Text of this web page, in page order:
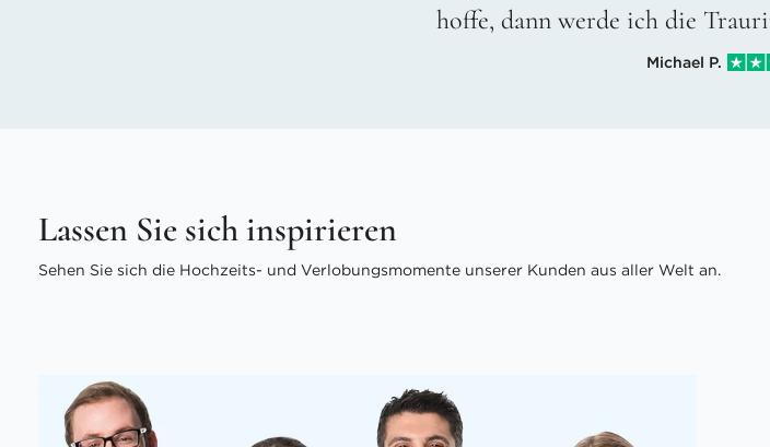
hoffe, dann werde ich die
Michael P.
Lassen Sie sich inspirieren
Sehen Sie sich die Hochzeits- und Verlobungsmomente unserer Kunden aus aller Welt an.